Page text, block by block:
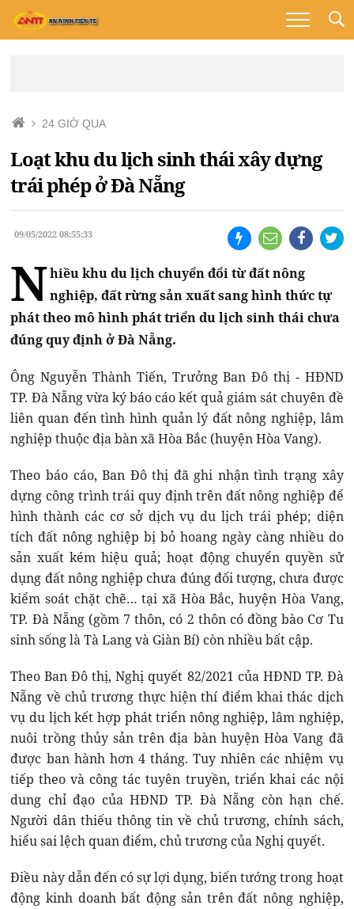
24 GIỜ QUA
Loạt khu du lịch sinh thái xây dựng
trái phép ở Đà Nẵng
09/05/2022 08:55:33
Nhiều khu du lịch chuyển đổi từ đất nông
nghiệp, đất rừng sản xuất sang hình thức tự
phát theo mô hình phát triển du lịch sinh thái chưa
đúng quy định ở Đà Nẵng.
Ông Nguyễn Thành Tiến, Trưởng Ban Đô thị - HĐND
TP. Đà Nẵng vừa ký báo cáo kết quả giám sát chuyên đề
liên quan đến tình hình quản lý đất nông nghiệp, lâm
nghiệp thuộc địa bàn xã Hòa Bắc (huyện Hòa Vang).
Theo báo cáo, Ban Đô thị đã ghi nhận tình trạng xây
dựng công trình trái quy định trên đất nông nghiệp để
hình thành các cơ sở dịch vụ du lịch trái phép; diện
tích đất nông nghiệp bị bỏ hoang ngày càng nhiều do
sản xuất kém hiệu quả; hoạt động chuyển quyền sử
dụng đất nông nghiệp chưa đúng đối tượng, chưa được
kiểm soát chặt chẽ… tại xã Hòa Bắc, huyện Hòa Vang,
TP. Đà Nẵng (gồm 7 thôn, có 2 thôn có đồng bào Cơ Tu
sinh sống là Tà Lang và Giàn Bí) còn nhiều bất cập.
Theo Ban Đô thị, Nghị quyết 82/2021 của HĐND TP. Đà
Nẵng về chủ trương thực hiện thí điểm khai thác dịch
vụ du lịch kết hợp phát triển nông nghiệp, lâm nghiệp,
nuôi trồng thủy sản trên địa bàn huyện Hòa Vang đã
được ban hành hơn 4 tháng. Tuy nhiên các nhiệm vụ
tiếp theo và công tác tuyên truyền, triển khai các nội
dung chỉ đạo của HĐND TP. Đà Nẵng còn hạn chế.
Người dân thiếu thông tin về chủ trương, chính sách,
hiểu sai lệch quan điểm, chủ trương của Nghị quyết.
Điều này dẫn đến có sự lợi dụng, biến tướng trong hoạt
động kinh doanh bất động sản trên đất nông nghiệp,